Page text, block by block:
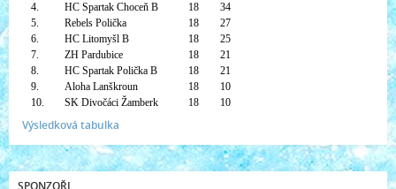
4.
HC Spartak Choceň B 18
34
5.
Rebels Polička 18
27
6.
HC Litomyšl B 18
25
7.
ZH Pardubice 18
21
8.
HC Spartak Polička B 18
21
9.
Aloha Lanškroun 18
10
10.
SK Divočáci Žamberk 18 10
Výsledková tabulka
SPONZOŘI